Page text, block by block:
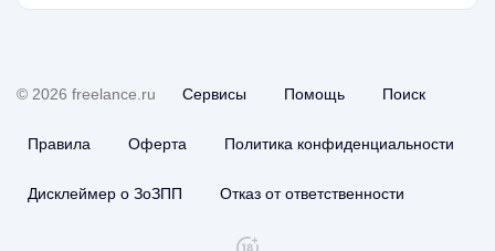
© 2026 freelance.ru Сервисы Помощь Поиск
Правила Оферта Политика конфиденциальности
Дисклеймер о ЗоЗПП Отказ от ответственности